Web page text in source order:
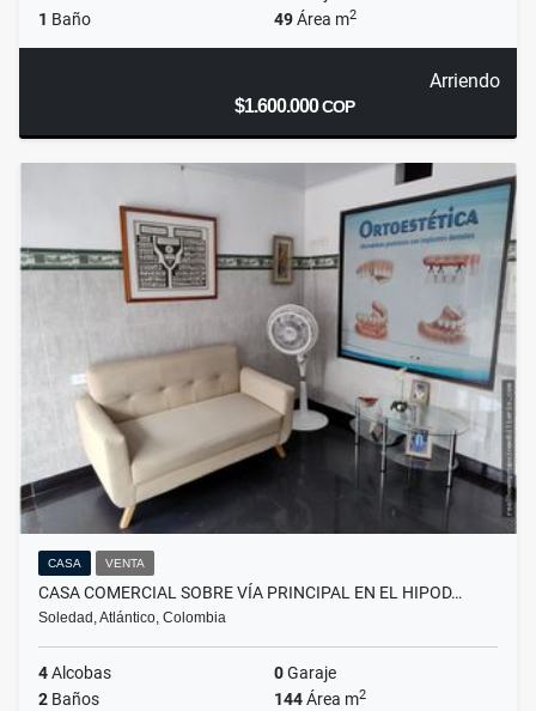
1 Baño 49Área m2
Arriendo
$1.600.000COP
CASA VENTA
CASA COMERCIAL SOBRE VÍA PRINCIPAL EN EL HIPOD…
Soledad, Atlántico, Colombia
4Alcobas 0Garaje
2 Baños 144Área m2